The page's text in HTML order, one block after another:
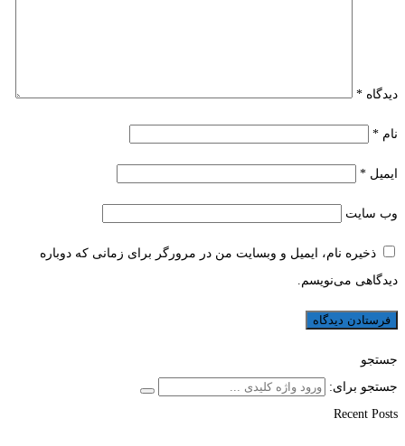
دیدگاه *
نام *
ایمیل *
وب‌ سایت
ذخیره نام، ایمیل و وبسایت من در مرورگر برای زمانی که دوباره
دیدگاهی می‌نویسم.
جستجو
جستجو برای:
Recent Posts